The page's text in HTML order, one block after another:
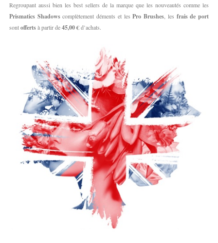
Regroupant aussi bien les best sellers de la marque que les nouveautés comme les
Prismatics Shadowscomplètement déments et lesPro Brushes , les frais de port
sontoffertsà partir de45,00 €d’achats.